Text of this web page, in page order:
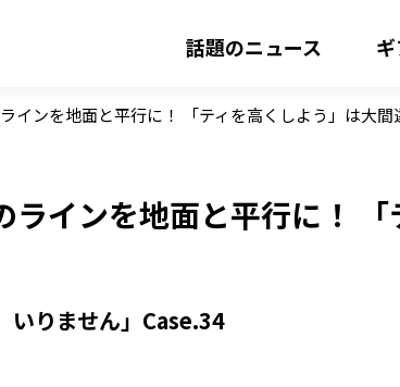
話題のニュース
インを地面と平行に！ 「ティを高くしよう」は大間
インを地面と平行に！ 「
いりません」Case.34